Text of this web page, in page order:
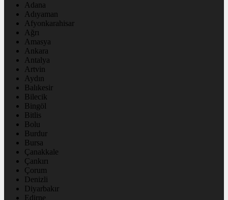
Adana
Adıyaman
Afyonkarahisar
Ağrı
Amasya
Ankara
Antalya
Artvin
Aydın
Balıkesir
Bilecik
Bingöl
Bitlis
Bolu
Burdur
Bursa
Çanakkale
Çankırı
Çorum
Denizli
Diyarbakır
Edirne